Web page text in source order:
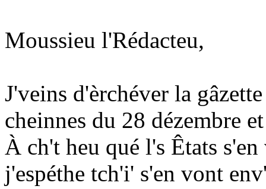
Moussieu l'Rédacteu,
J'veins d'èrchéver la
cheinnes du 28 dézembre
À ch't heu qué l's Êtats
j'espéthe tch'i' s'en vont